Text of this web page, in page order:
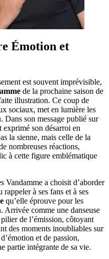
Émotion et
est souvent imprévisible,
de la prochaine saison de
illustration. Ce coup de
sociaux, met en lumière les
son message publié sur
exprimé son désarroi en
la sienne, mais celle de la
nombreuses réactions,
à cette figure emblématique
Vandamme a choisit d’aborder
à ses fans et à ses
qu’elle éprouve pour les
Arrivée comme une danseuse
de l’émission, côtoyant
des moments inoubliables sur
et de passion,
partie intégrante de sa vie.